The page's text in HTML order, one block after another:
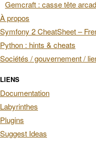
Gemcraft : casse tête
À propos
Symfony 2 CheatSheet –
Python : hints & cheats
Sociétés / gouvernement /
LIENS
Documentation
Labyrinthes
Plugins
Suggest Ideas